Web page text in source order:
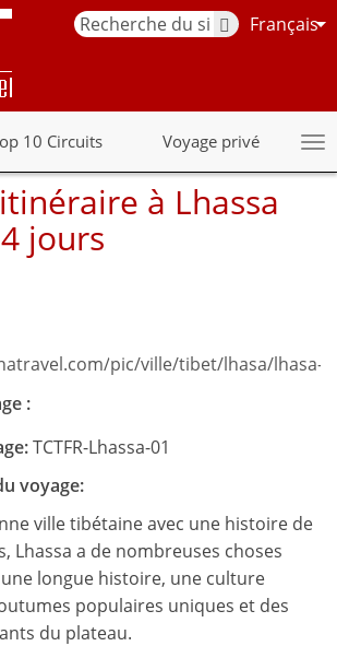
Français
10 Circuits Voyage privé
à Lhassa
jours
:
TCTFR-Lhassa-01
voyage:
ville tibétaine avec une histoire de
Lhassa a de nombreuses choses
longue histoire, une culture
populaires uniques et des
du plateau.